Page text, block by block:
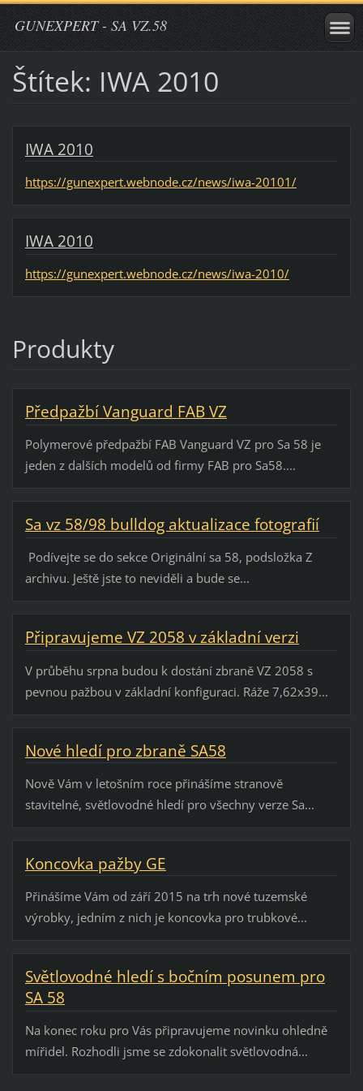
GUNEXPERT - SA VZ.58
Štítek: IWA 2010
IWA 2010
https://gunexpert.webnode.cz/news/iwa-20101/
IWA 2010
https://gunexpert.webnode.cz/news/iwa-2010/
Produkty
Předpažbí Vanguard FAB VZ
Polymerové předpažbí FAB Vanguard VZ pro Sa 58 je
jeden z dalších modelů od firmy FAB pro Sa58....
Sa vz 58/98 bulldog aktualizace fotografií
Podívejte se do sekce Originální sa 58, podsložka Z
archivu. Ještě jste to neviděli a bude se...
Připravujeme VZ 2058 v základní verzi
V průběhu srpna budou k dostání zbraně VZ 2058 s
pevnou pažbou v základní konfiguraci. Ráže 7,62x39...
Nové hledí pro zbraně SA58
Nově Vám v letošním roce přinášíme stranově
stavitelné, světlovodné hledí pro všechny verze Sa...
Koncovka pažby GE
Přinášíme Vám od září 2015 na trh nové tuzemské
výrobky, jedním z nich je koncovka pro trubkové...
Světlovodné hledí s bočním posunem pro
SA 58
Na konec roku pro Vás připravujeme novinku ohledně
mířidel. Rozhodli jsme se zdokonalit světlovodná...